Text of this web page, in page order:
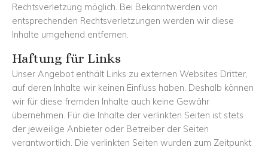
Rechtsverletzung möglich. Bei Bekanntwerden von
entsprechenden Rechtsverletzungen werden wir diese
Inhalte umgehend entfernen.
Haftung für Links
Unser Angebot enthält Links zu externen Websites Dritter,
auf deren Inhalte wir keinen Einfluss haben. Deshalb können
wir für diese fremden Inhalte auch keine Gewähr
übernehmen. Für die Inhalte der verlinkten Seiten ist stets
der jeweilige Anbieter oder Betreiber der Seiten
verantwortlich. Die verlinkten Seiten wurden zum Zeitpunkt